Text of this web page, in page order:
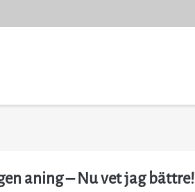
aning – Nu vet jag bättre!